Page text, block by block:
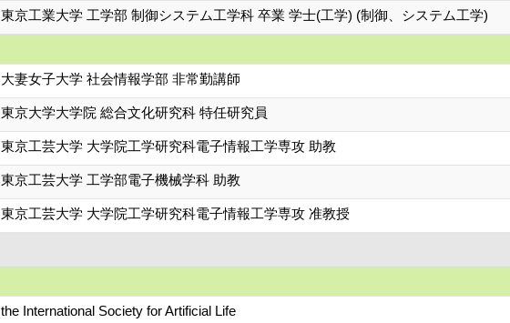
東京工業大学 工学部 制御システム工学科 卒業 学士(工学) (制御、システム工学)
大妻女子大学 社会情報学部 非常勤講師
東京大学大学院 総合文化研究科 特任研究員
東京工芸大学 大学院工学研究科電子情報工学専攻 助教
東京工芸大学 工学部電子機械学科 助教
東京工芸大学 大学院工学研究科電子情報工学専攻 准教授
the International Society for Artificial Life